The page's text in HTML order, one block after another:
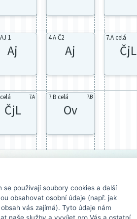
1
Aj
4.A Č2
Aj
7.A celá
ČjL
7.A
ČjL
7.B celá 7.B
Ov
používají soubory cookies a další
obsahovat osobní údaje (např. jak
vás zajímá). Tyto údaje nám